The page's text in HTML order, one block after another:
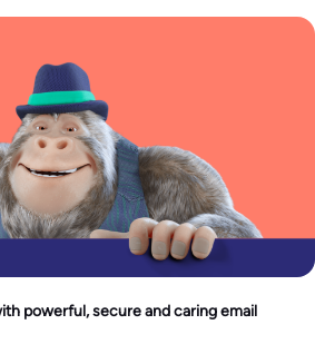
powerful, secure and caring email